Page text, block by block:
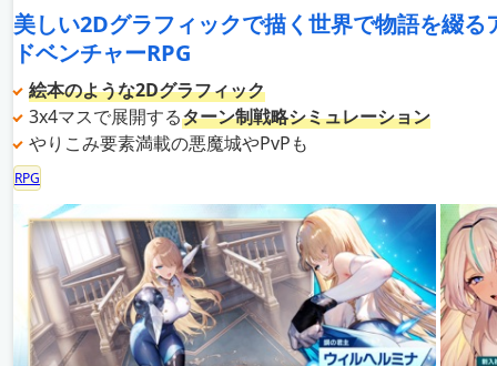
美しい2Dグラフィックで描く世界で物語を綴る
ドベンチャーRPG
絵本のような2Dグラフィック
3x4マスで展開するターン制戦略シミュレーション
やりこみ要素満載の悪魔城やPvPも
RPG